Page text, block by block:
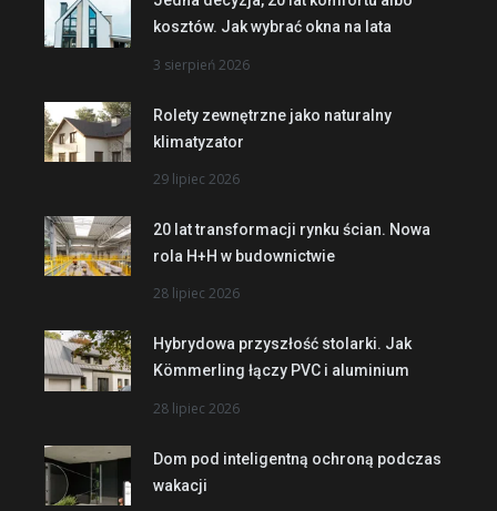
kosztów. Jak wybrać okna na lata
3 sierpień 2026
Rolety zewnętrzne jako naturalny
klimatyzator
29 lipiec 2026
20 lat transformacji rynku ścian. Nowa
rola H+H w budownictwie
28 lipiec 2026
Hybrydowa przyszłość stolarki. Jak
Kömmerling łączy PVC i aluminium
28 lipiec 2026
Dom pod inteligentną ochroną podczas
wakacji